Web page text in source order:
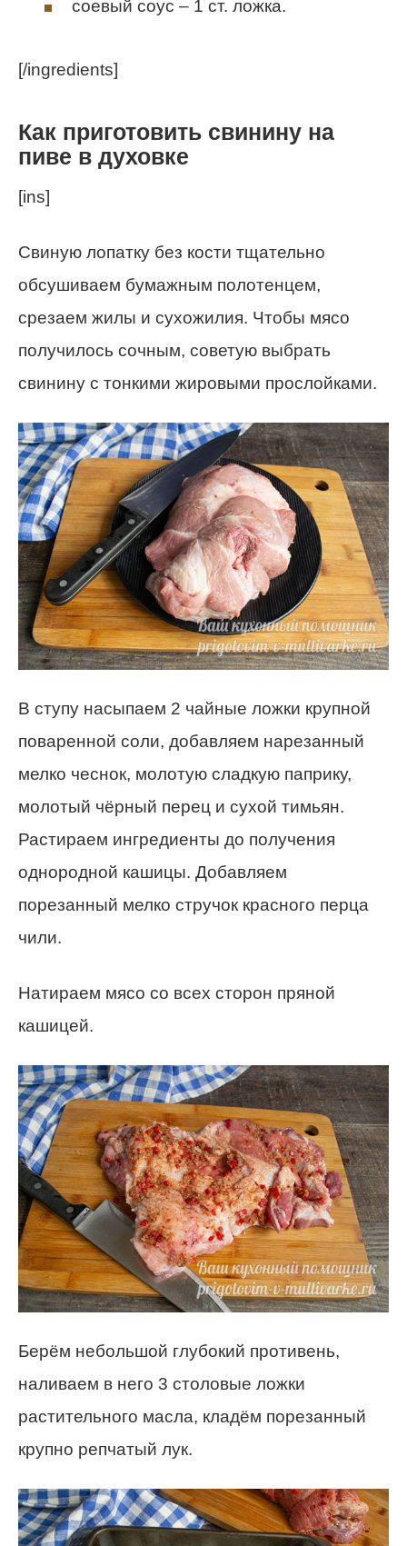
соевый соус – 1 ст. ложка.
[/ingredients]
Как приготовить свинину на
пиве в духовке
[ins]
Свиную лопатку без кости тщательно
обсушиваем бумажным полотенцем,
срезаем жилы и сухожилия. Чтобы мясо
получилось сочным, советую выбрать
свинину с тонкими жировыми прослойками.
В ступу насыпаем 2 чайные ложки крупной
поваренной соли, добавляем нарезанный
мелко чеснок, молотую сладкую паприку,
молотый чёрный перец и сухой тимьян.
Растираем ингредиенты до получения
однородной кашицы. Добавляем
порезанный мелко стручок красного перца
чили.
Натираем мясо со всех сторон пряной
кашицей.
Берём небольшой глубокий противень,
наливаем в него 3 столовые ложки
растительного масла, кладём порезанный
крупно репчатый лук.